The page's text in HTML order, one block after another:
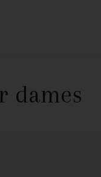
dames